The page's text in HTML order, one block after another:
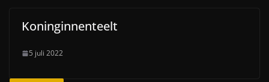
Koninginnenteelt
5 juli 2022